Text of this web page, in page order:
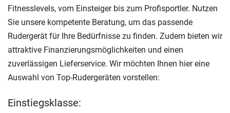
Fitnesslevels, vom Einsteiger bis zum Profisportler. Nutzen
Sie unsere kompetente Beratung, um das passende
Rudergerät für Ihre Bedürfnisse zu finden. Zudem bieten wir
attraktive Finanzierungsmöglichkeiten und einen
zuverlässigen Lieferservice. Wir möchten Ihnen hier eine
Auswahl von Top-Rudergeräten vorstellen:
Einstiegsklasse: